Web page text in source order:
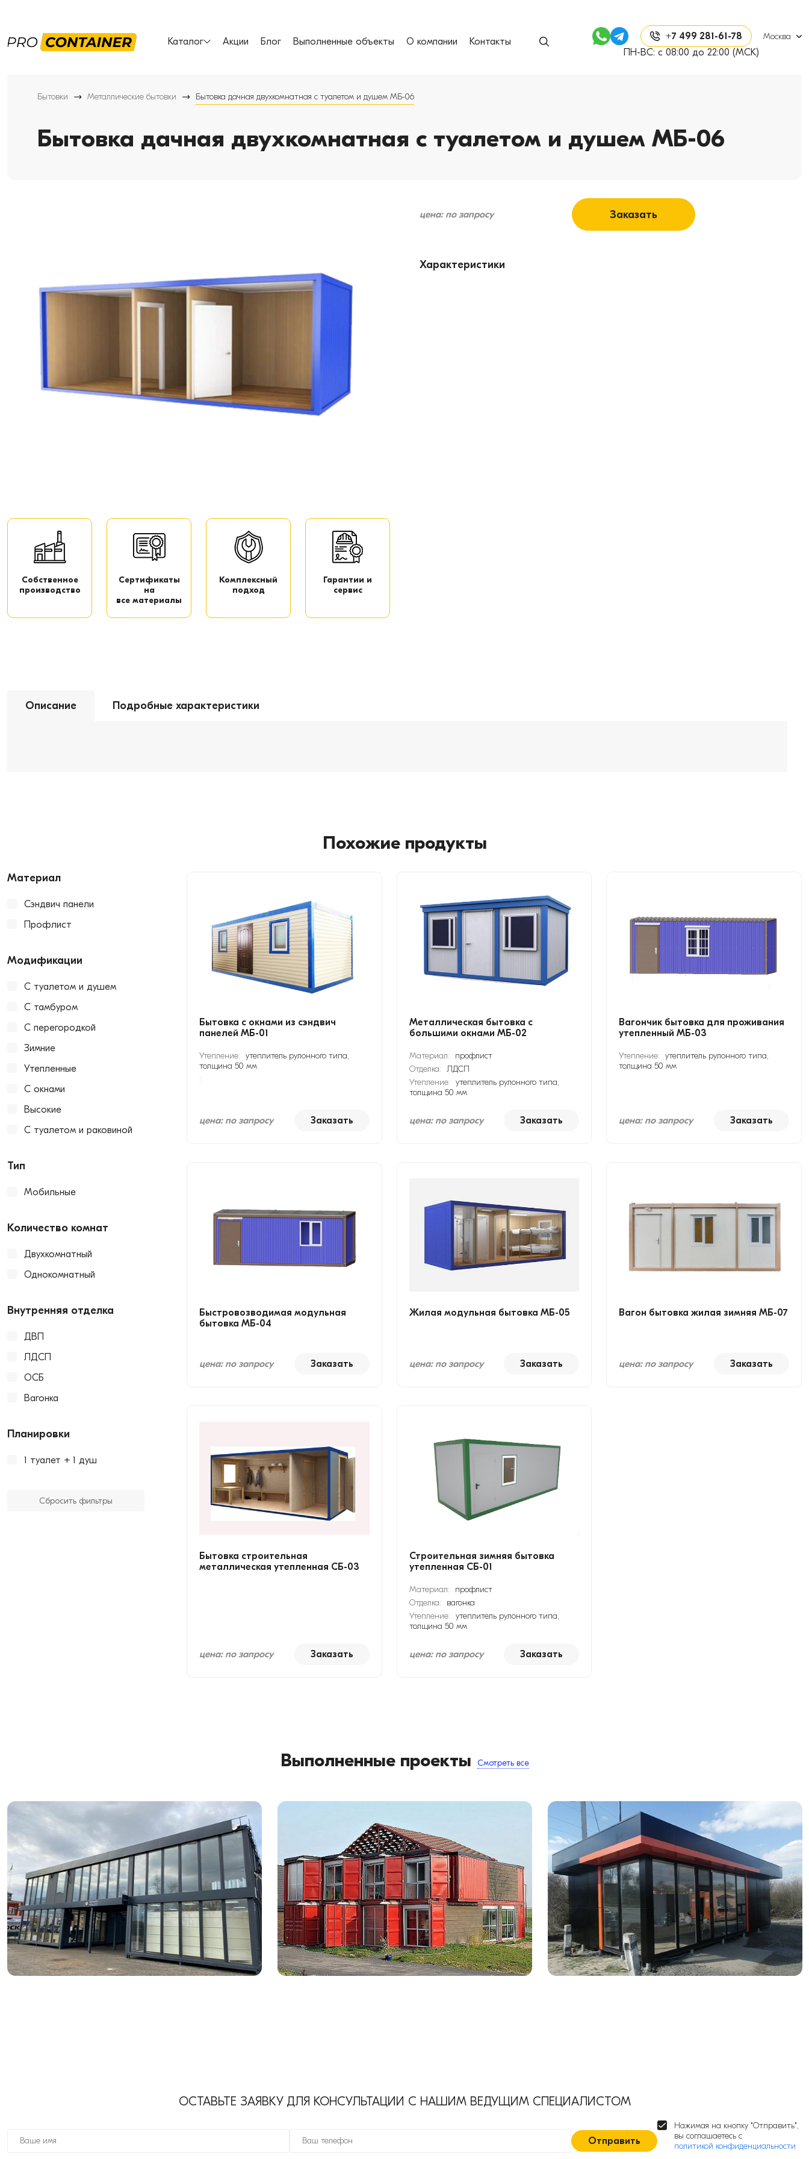
Каталог Акции Блог Выполненные объекты О компании Контакты +7 499 281-61-78 Москва
ПН-ВС: с 08:00 до 22:00 (МСК)
Бытовки Металлические бытовки Бытовка дачная двухкомнатная с туалетом и душем МБ-06
Бытовка дачная двухкомнатная с туалетом и душем МБ-06
Собственное
производство
Сертификаты
на
все материалы
Комплексный
подход
Гарантии и
сервис
цена: по запросу Заказать
Характеристики
Описание Подробные характеристики
Похожие продукты
Материал
Сэндвич панели
Профлист
Модификации
С туалетом и душем
С тамбуром
С перегородкой
Зимние
Утепленные
С окнами
Высокие
С туалетом и раковиной
Тип
Мобильные
Количество комнат
Двухкомнатный
Однокомнатный
Внутренняя отделка
ДВП
ЛДСП
ОСБ
Вагонка
Планировки
1 туалет + 1 душ
Сбросить фильтры
Бытовка с окнами из сэндвич
панелей МБ-01
Утепление: утеплитель рулонного типа,
толщина 50 мм
:
цена: по запросу Заказать
Металлическая бытовка с
большими окнами МБ-02
Материал:
профлист
Отделка: ЛДСП
Утепление: утеплитель рулонного типа,
толщина 50 мм
цена: по запросу Заказать
Вагончик бытовка для проживания
утепленный МБ-03
Утепление:
утеплитель рулонного типа,
толщина 50 мм
цена: по запросу Заказать
Быстровозводимая модульная
бытовка МБ-04
цена: по запросу Заказать
Жилая модульная бытовка МБ-05
цена: по запросу Заказать
Вагон бытовка жилая зимняя МБ-07
цена: по запросу Заказать
Бытовка строительная
металлическая утепленная СБ-03
цена: по запросу Заказать
Строительная зимняя бытовка
утепленная СБ-01
Материал:
профлист
Отделка:
вагонка
Утепление: утеплитель рулонного типа,
толщина 50 мм
цена: по запросу Заказать
Выполненные проекты Смотреть все
ОСТАВЬТЕ ЗАЯВКУ ДЛЯ КОНСУЛЬТАЦИИ С НАШИМ ВЕДУЩИМ СПЕЦИАЛИСТОМ
Отправить
Нажимая на кнопку "Отправить",
вы соглашаетесь с
политикой конфиденциальности